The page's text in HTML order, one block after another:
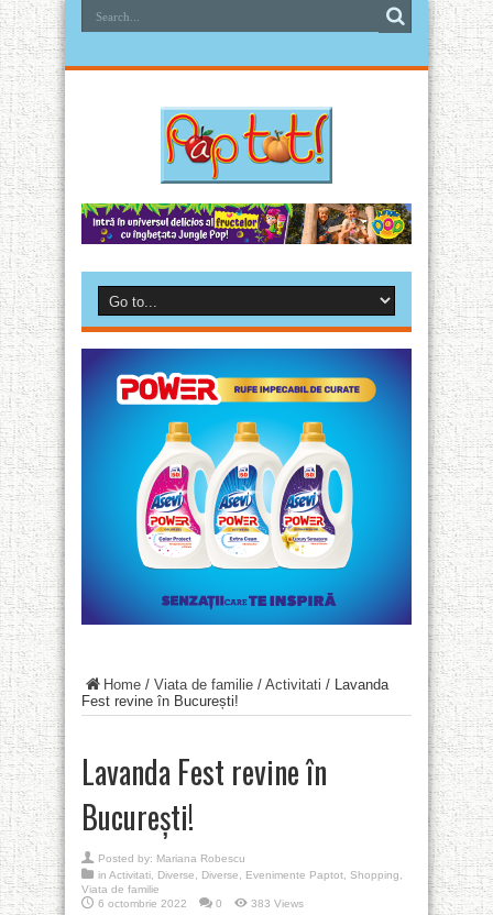
Home / Viata de familie / Activitati / Lavanda
Fest revine în București!
Lavanda Fest revine în
București!
Posted by: Mariana Robescu
in Activitati Diverse Diverse Evenimente Paptot Shopping
Viata de familie
6 octombrie 2022
0 383 Views